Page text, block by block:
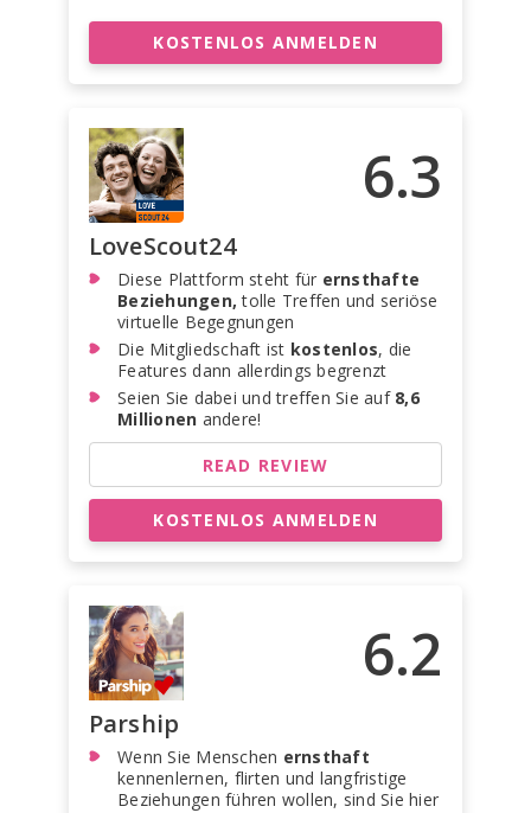
KOSTENLOS ANMELDEN
6.3
LoveScout24
Diese Plattform steht für ernsthafte
Beziehungen, tolle Treffen und seriöse
virtuelle Begegnungen
Die Mitgliedschaft ist kostenlos, die
Features dann allerdings begrenzt
Seien Sie dabei und treffen Sie auf 8,6
Millionen andere!
READ REVIEW
KOSTENLOS ANMELDEN
6.2
Parship
Wenn Sie Menschen ernsthaft
kennenlernen, flirten und langfristige
Beziehungen führen wollen, sind Sie hier